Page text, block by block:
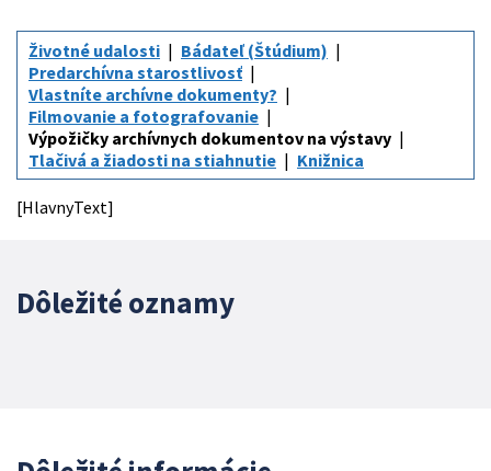
Životné udalosti
Bádateľ (Štúdium)
Predarchívna starostlivosť
Vlastníte archívne dokumenty?
Filmovanie a fotografovanie
Výpožičky archívnych dokumentov na výstavy
Tlačivá a žiadosti na stiahnutie
Knižnica
[HlavnyText]
Dôležité oznamy